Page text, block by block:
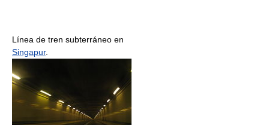
Línea de tren subterráneo en
Singapur.